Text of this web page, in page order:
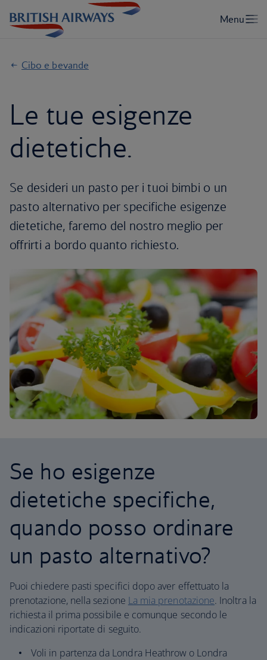
Cibo e bevande
Le tue esigenze
dietetiche.
Se desideri un pasto per i tuoi bimbi o un
pasto alternativo per specifiche esigenze
dietetiche, faremo del nostro meglio per
offrirti a bordo quanto richiesto.
Se ho esigenze
dietetiche specifiche,
quando posso ordinare
un pasto alternativo?
Puoi chiedere pasti specifici dopo aver effettuato la
prenotazione, nella sezione La mia prenotazione. Inoltra la
richiesta il prima possibile e comunque secondo le
indicazioni riportate di seguito.​
Voli in partenza da Londra Heathrow o Londra